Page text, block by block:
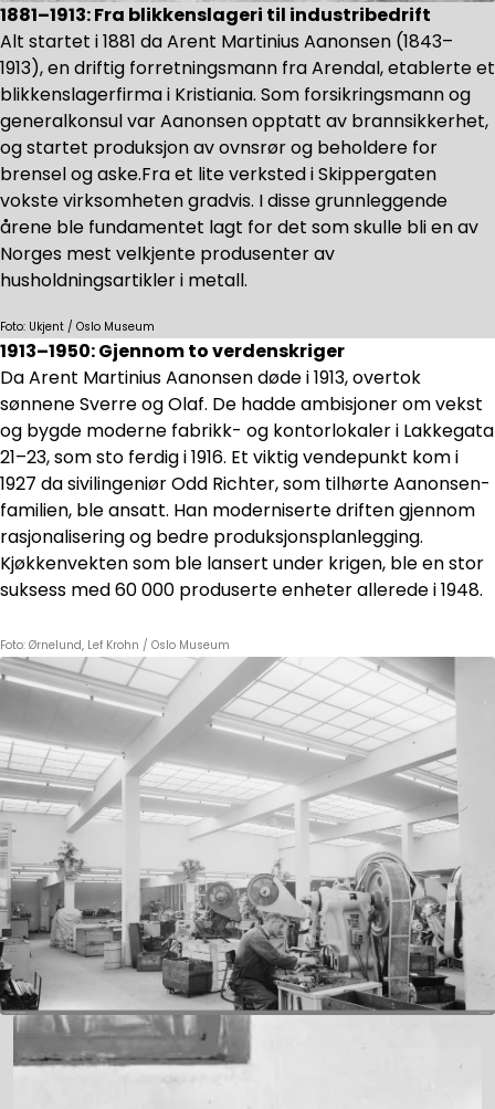
1881–1913: Fra blikkenslageri til industribedrift
Alt startet i 1881 da Arent Martinius Aanonsen (1843–
1913), en driftig forretningsmann fra Arendal, etablerte et
blikkenslagerfirma i Kristiania. Som forsikringsmann og
generalkonsul var Aanonsen opptatt av brannsikkerhet,
og startet produksjon av ovnsrør og beholdere for
brensel og aske.Fra et lite verksted i Skippergaten
vokste virksomheten gradvis. I disse grunnleggende
årene ble fundamentet lagt for det som skulle bli en av
Norges mest velkjente produsenter av
husholdningsartikler i metall.
Foto: Ukjent / Oslo Museum
1913–1950: Gjennom to verdenskriger
Da Arent Martinius Aanonsen døde i 1913, overtok
sønnene Sverre og Olaf. De hadde ambisjoner om vekst
og bygde moderne fabrikk- og kontorlokaler i Lakkegata
21–23, som sto ferdig i 1916. Et viktig vendepunkt kom i
1927 da sivilingeniør Odd Richter, som tilhørte Aanonsen-
familien, ble ansatt. Han moderniserte driften gjennom
rasjonalisering og bedre produksjonsplanlegging.
Kjøkkenvekten som ble lansert under krigen, ble en stor
suksess med 60 000 produserte enheter allerede i 1948.
Foto: Ørnelund, Lef Krohn / Oslo Museum